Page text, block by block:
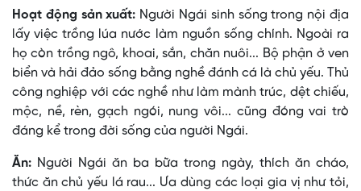
Hoạt động sản xuất: Người Ngái sinh sống trong nội địa
lấy việc trồng lúa nước làm nguồn sống chính. Ngoài ra
họ còn trồng ngô, khoai, sắn, chăn nuôi... Bộ phận ở ven
biển và hải đảo sống bằng nghề đánh cá là chủ yếu. Thủ
công nghiệp với các nghề như làm mành trúc, dệt chiếu,
mộc, nề, rèn, gạch ngói, nung vôi... cũng đóng vai trò
đáng kể trong đời sống của người Ngái.
Ăn: Người Ngái ăn ba bữa trong ngày, thích ăn cháo,
thức ăn chủ yếu lá rau... Ưa dùng các loại gia vị như tỏi,